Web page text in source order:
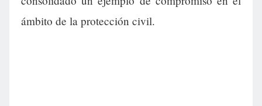
ámbito de la protección civil.